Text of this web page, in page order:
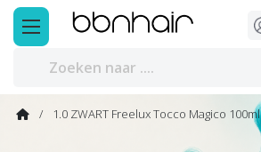
1.0 ZWART Freelux Tocco Magico 100ml